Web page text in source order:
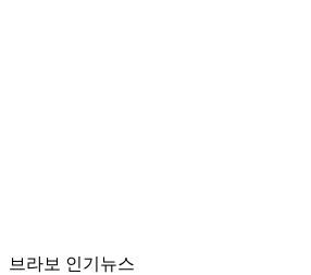
브라보 인기뉴스